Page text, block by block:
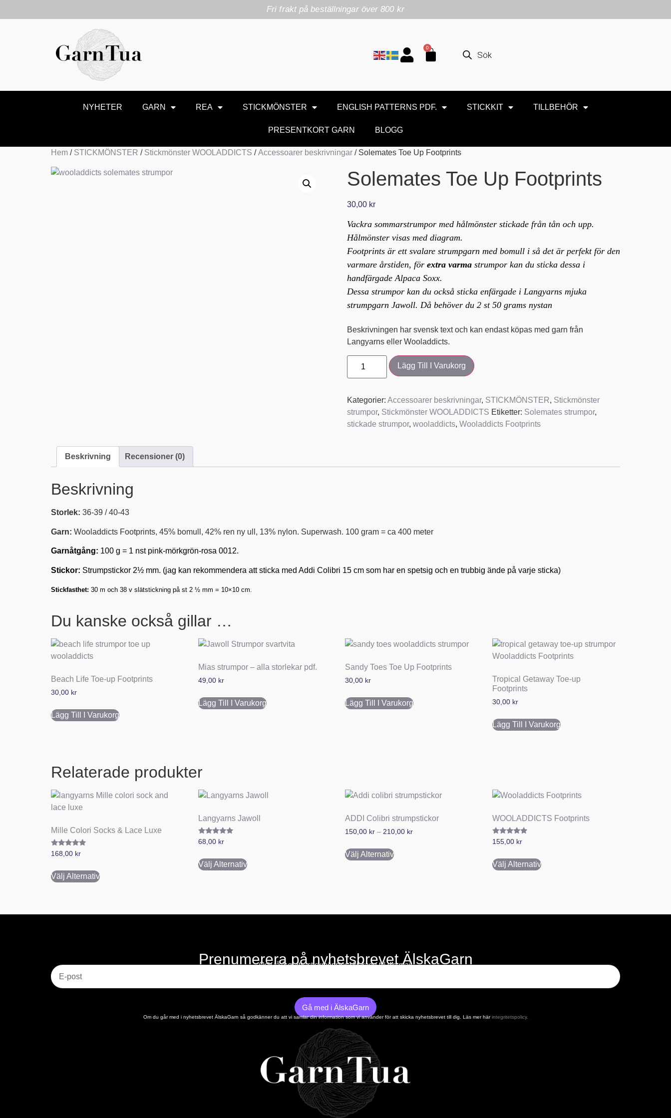
Fri frakt på beställningar över 800 kr
0
NYHETER GARN REA STICKMÖNSTER ENGLISH PATTERNS PDF. STICKKIT TILLBEHÖR
PRESENTKORT GARN BLOGG
Hem / STICKMÖNSTER / Stickmönster WOOLADDICTS /Accessoarer beskrivningar / Solemates Toe Up Footprints
Solemates Toe Up Footprints
30,00 kr
Vackra sommarstrumpor med hålmönster stickade från tån och upp.
Hålmönster visas med diagram.
Footprints är ett svalare strumpgarn med bomull i så det är perfekt för den
varmare årstiden, för extra varmastrumpor kan du sticka dessa i
handfärgade Alpaca Soxx.
Dessa strumpor kan du också sticka enfärgade i Langyarns mjuka
strumpgarn Jawoll. Då behöver du 2 st 50 grams nystan
Beskrivningen har svensk text och kan endast köpas med garn från
Langyarns eller Wooladdicts.
Lägg Till I Varukorg
Kategorier: Accessoarer beskrivningar, STICKMÖNSTER, Stickmönster
strumpor, Stickmönster WOOLADDICTS Etiketter: Solemates strumpor,
stickade strumpor, wooladdicts, Wooladdicts Footprints
Beskrivning Recensioner (0)
Beskrivning
Storlek: 36-39 / 40-43
Garn: Wooladdicts Footprints, 45% bomull, 42% ren ny ull, 13% nylon. Superwash. 100 gram = ca 400 meter
Garnåtgång: 100 g = 1 nst pink-mörkgrön-rosa 0012.
Stickor: Strumpstickor 2½ mm. (jag kan rekommendera att sticka med Addi Colibri 15 cm som har en spetsig och en trubbig ände på varje sticka)
Stickfasthet: 30 m och 38 v slätstickning på st 2 ½ mm = 10×10 cm.
Du kanske också gillar …
Beach Life Toe-up Footprints
30,00 kr
Lägg Till I Varukorg
Mias strumpor – alla storlekar pdf.
49,00 kr
Lägg Till I Varukorg
Sandy Toes Toe Up Footprints
30,00 kr
Lägg Till I Varukorg
Tropical Getaway Toe-up
Footprints
30,00 kr
Lägg Till I Varukorg
Relaterade produkter
Mille Colori Socks & Lace Luxe
Betygsatt
168,00 kr
Välj Alternativ
Langyarns Jawoll
Betygsatt
5.00
68,00 kr
Välj Alternativ
ADDI Colibri strumpstickor
150,00 kr – 210,00 kr
Välj Alternativ
WOOLADDICTS Footprints
Betygsatt
5.00
155,00 kr
Välj Alternativ
Prenumerera på nyhetsbrevet ÄlskaGarn
Och få 3 gratis stickmönster skickade till din mail
Gå med i ÄlskaGarn
Om du går med i nyhetsbrevet ÄlskaGarn så godkänner du att vi samlar din information som vi använder för att skicka nyhetsbrevet till dig. Läs mer härintegritetspolicy.